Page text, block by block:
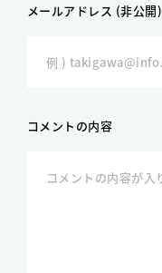
メールアドレス (非公開)
コメントの内容